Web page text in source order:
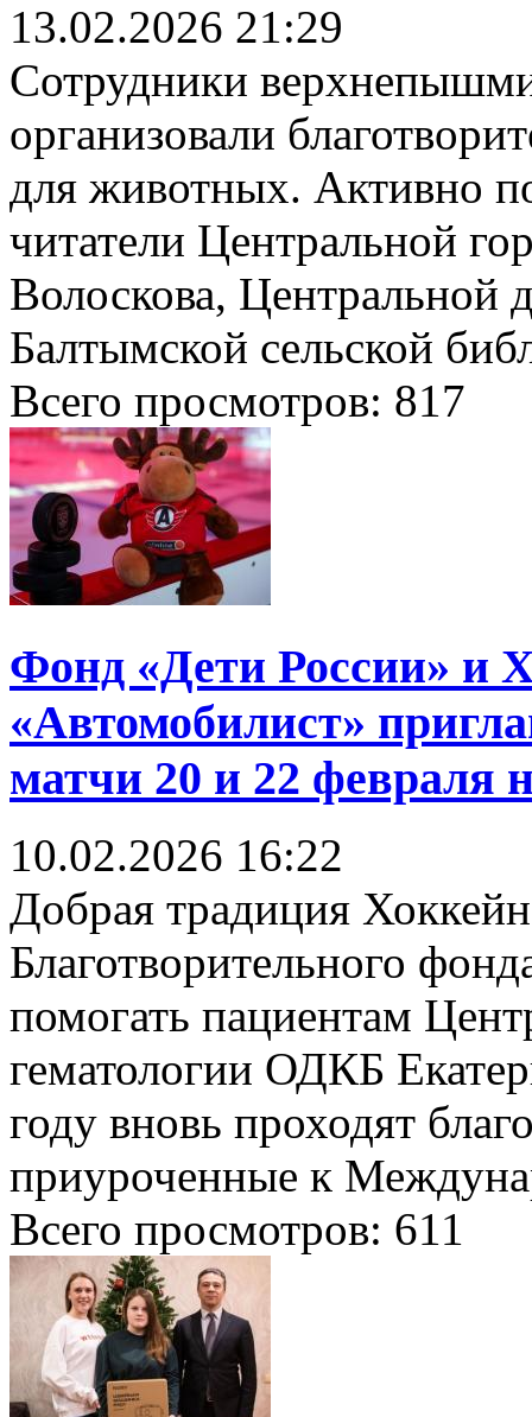
13.02.2026 21:29
Сотрудники
организовали
для животных. Активно
читатели Центральной
Волоскова, Центральной
Балтымской сельской
Всего просмотров: 817
Фонд «Дети России» и
«Автомобилист»
матчи 20 и 22
10.02.2026 16:22
Добрая традиция
Благотворительного
помогать пациентам
гематологии ОДКБ
году вновь проходят
приуроченные к
Всего просмотров: 611